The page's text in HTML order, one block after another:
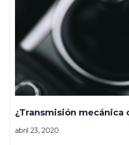
¿Transmisión mecánica
abril 23, 2020